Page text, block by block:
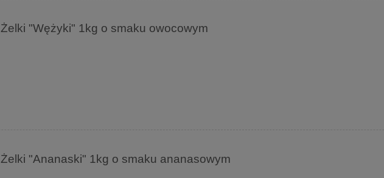
Żelki "Wężyki" 1kg o smaku owocowym
Żelki "Ananaski" 1kg o smaku ananasowym